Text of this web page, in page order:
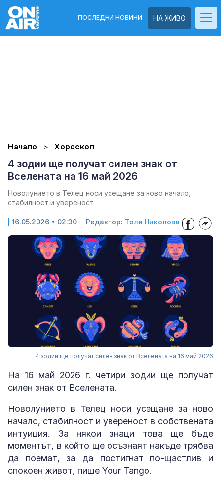
НА ЖИВО
ПОСЛЕДНИ НОВИНИ
Начало Хороскоп
4 зодии ще получат силен знак от
Вселената на 16 май 2026
Новолунието в Телец носи усещане за ново начало,
стабилност и увереност
16.05.2026 • 02:30 Редактор: Толя Николова
4 зодии ще получат силен знак от Вселената на 16 май 2026
На 16 май 2026 г. четири зодии ще получат
силен знак от Вселената.
Новолунието в Телец носи усещане за ново
начало, стабилност и увереност в собствената
интуиция. За някои знаци това ще бъде
моментът, в който ще осъзнаят накъде трябва
да поемат, за да постигнат по-щастлив и
спокоен живот, пише Your Tango.